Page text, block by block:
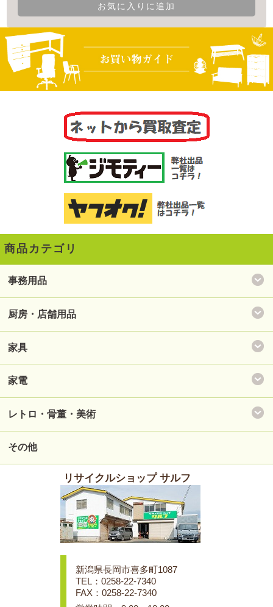
お気に入りに追加
商品カテゴリ
事務用品
厨房・店舗用品
家具
家電
レトロ・骨董・美術
その他
リサイクルショップ サルフ
新潟県長岡市喜多町1087
TEL：0258-22-7340
FAX：0258-22-7340